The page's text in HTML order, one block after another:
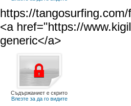
https://
<a href="https://
generic</a>
Съдържаниет е скрито
Влезте за да го видите